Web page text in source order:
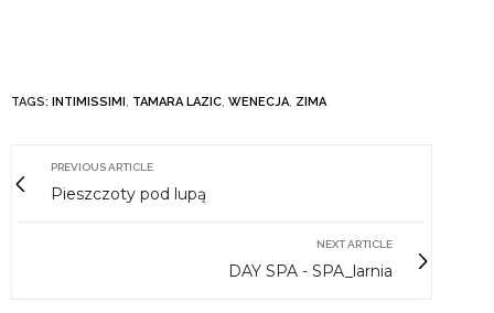
TAGS: INTIMISSIMI , TAMARA LAZIC, WENECJA, ZIMA
PREVIOUS ARTICLE
Pieszczoty pod lupą
NEXT ARTICLE
DAY SPA - SPA_larnia